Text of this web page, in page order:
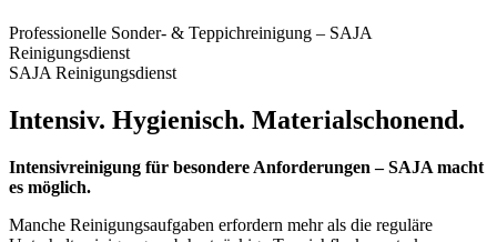
Professionelle Sonder- & Teppichreinigung – SAJA
Reinigungsdienst
SAJA Reinigungsdienst
Intensiv. Hygienisch. Materialschonend.
Intensivreinigung für besondere Anforderungen – SAJA macht
es möglich.
Manche Reinigungsaufgaben erfordern mehr als die reguläre